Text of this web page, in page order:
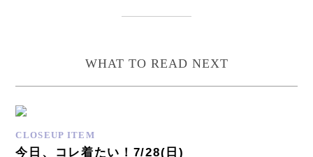
WHAT TO READ NEXT
CLOSEUP ITEM
今日、コレ着たい！7/28(日)